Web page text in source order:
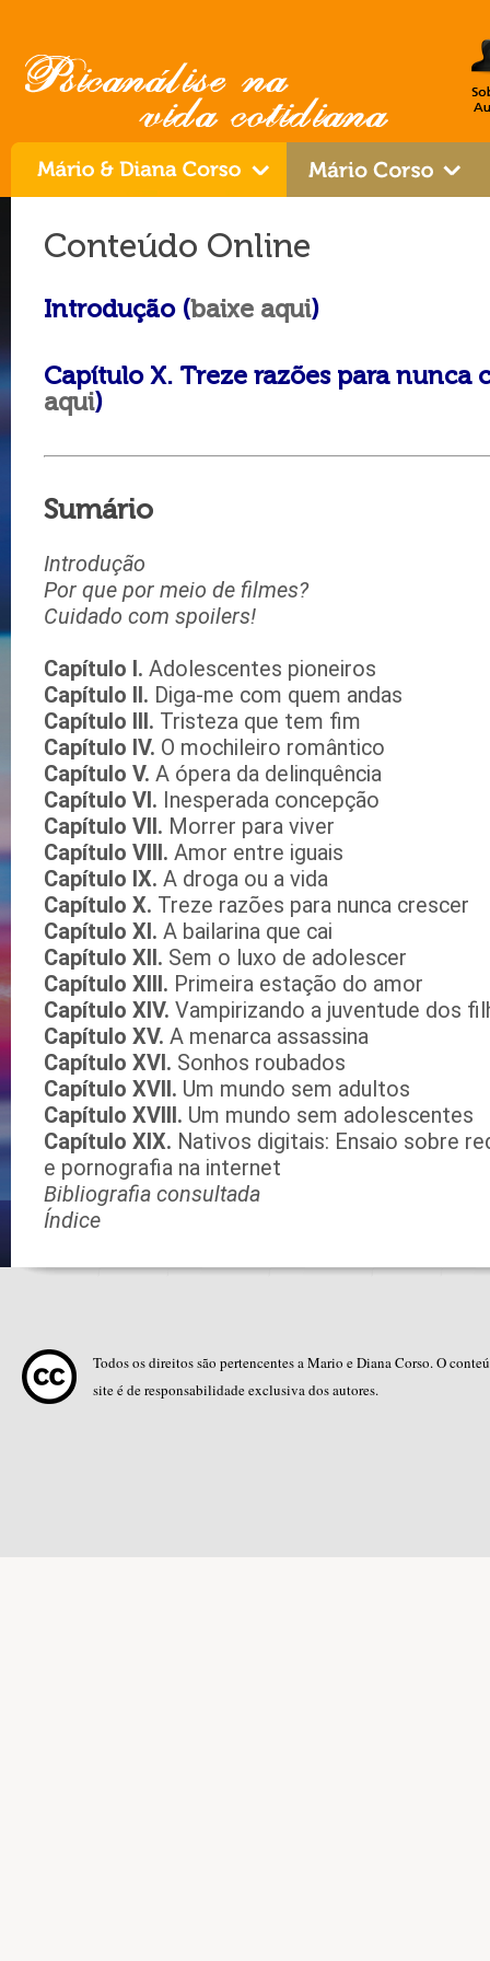
Conteúdo Online
Introdução (baixe aqui)
Capítulo X. Treze razões para nunca
aqui)
Sumário
Introdução
Por que por meio de filmes?
Cuidado com spoilers!
Capítulo I. Adolescentes pioneiros
Capítulo II. Diga-me com quem andas
Capítulo III. Tristeza que tem fim
Capítulo IV. O mochileiro romântico
Capítulo V. A ópera da delinquência
Capítulo VI. Inesperada concepção
Capítulo VII. Morrer para viver
Capítulo VIII. Amor entre iguais
Capítulo IX. A droga ou a vida
Capítulo X. Treze razões para nunca crescer
Capítulo XI. A bailarina que cai
Capítulo XII. Sem o luxo de adolescer
Capítulo XIII. Primeira estação do amor
Capítulo XIV. Vampirizando a juventude dos
Capítulo XV. A menarca assassina
Capítulo XVI. Sonhos roubados
Capítulo XVII. Um mundo sem adultos
Capítulo XVIII. Um mundo sem adolescentes
Capítulo XIX. Nativos digitais: Ensaio sobre
e pornografia na internet
Bibliografia consultada
Índice
Todos os direitos são pertencentes a Mario e Diana Corso. O
site é de responsabilidade exclusiva dos autores.